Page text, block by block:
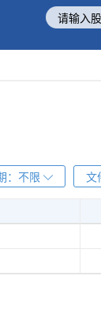
文
： 不限